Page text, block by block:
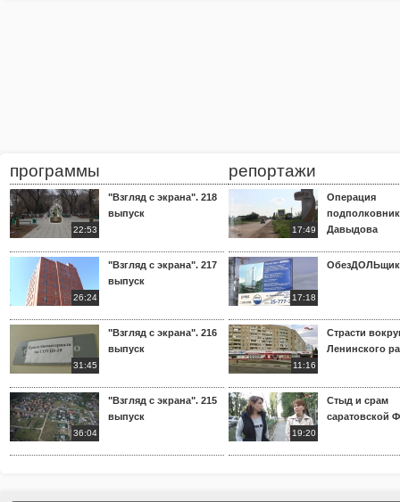
программы
22:53
"Взгляд с экрана". 218
выпуск
26:24
"Взгляд с экрана". 217
выпуск
31:45
"Взгляд с экрана". 216
выпуск
36:04
"Взгляд с экрана". 215
выпуск
репортажи
17:49
Операция
Давыдова
17:18
11:16
Страсти
Ленинского
19:20
Стыд и срам
саратовской